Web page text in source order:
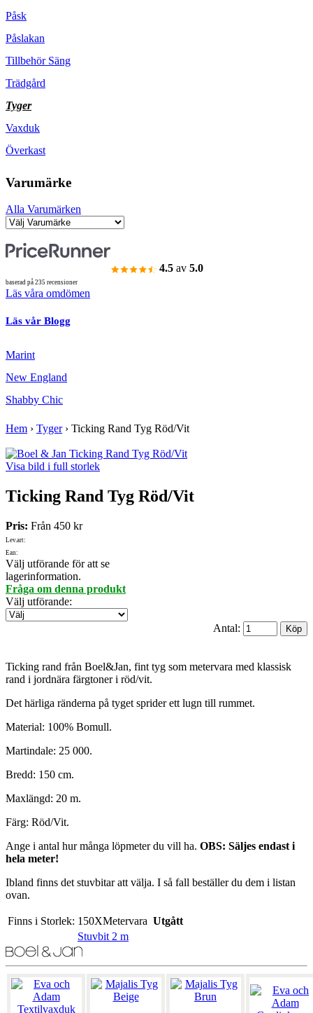
Påsk
Påslakan
Tillbehör Säng
Trädgård
Tyger
Vaxduk
Överkast
Varumärke
Alla Varumärken
4.5 av 5.0
baserad på 235 recensioner
Läs våra omdömen
Läs vår Blogg
Marint
New England
Shabby Chic
Hem › Tyger› Ticking Rand Tyg Röd/Vit
Visa bild i full storlek
Ticking Rand Tyg Röd/Vit
Pris: Från 450 kr
Lev.art:
Ean:
Välj utförande för att se
lagerinformation.
Fråga om denna produkt
Välj utförande:
Antal:
Ticking rand från Boel&Jan, fint tyg som metervara med klassisk
rand i jordnära färgtoner i röd/vit.
Det härliga ränderna på tyget sprider ett lugn till rummet.
Material: 100% Bomull.
Martindale: 25 000.
Bredd: 150 cm.
Maxlängd: 20 m.
Färg: Röd/Vit.
Ange i antal hur många löpmeter du vill ha. OBS: Säljes endast i
hela meter!
Ibland finns det stuvbitar att välja. I så fall beställer du dem i listan
ovan.
Finns i Storlek: 150XMetervara Utgått
Stuvbit 2 m